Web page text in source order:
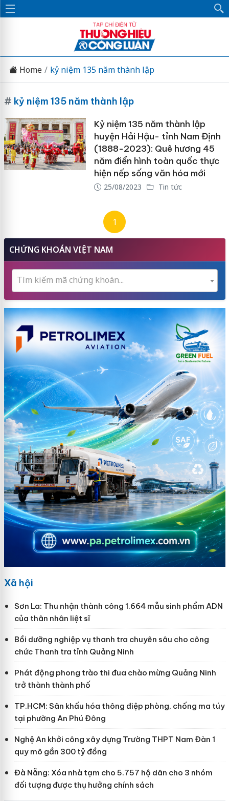
Home kỷ niệm 135 năm thành lập
# kỷ niệm 135 năm thành lập
Kỷ niệm 135 năm thành lập
huyện Hải Hậu- tỉnh Nam Định
(1888-2023): Quê hương 45
năm điển hình toàn quốc thực
hiện nếp sống văn hóa mới
25/08/2023 Tin tức
1
CHỨNG KHOÁN VIỆT NAM
Tìm kiếm mã chứng khoán...
Xã hội
Sơn La: Thu nhận thành công 1.664 mẫu sinh phẩm ADN
của thân nhân liệt sĩ
Bồi dưỡng nghiệp vụ thanh tra chuyên sâu cho công
chức Thanh tra tỉnh Quảng Ninh
Phát động phong trào thi đua chào mừng Quảng Ninh
trở thành thành phố
TP.HCM: Sân khấu hóa thông điệp phòng, chống ma túy
tại phường An Phú Đông
Nghệ An khởi công xây dựng Trường THPT Nam Đàn 1
quy mô gần 300 tỷ đồng
Đà Nẵng: Xóa nhà tạm cho 5.757 hộ dân cho 3 nhóm
đối tượng được thụ hưởng chính sách